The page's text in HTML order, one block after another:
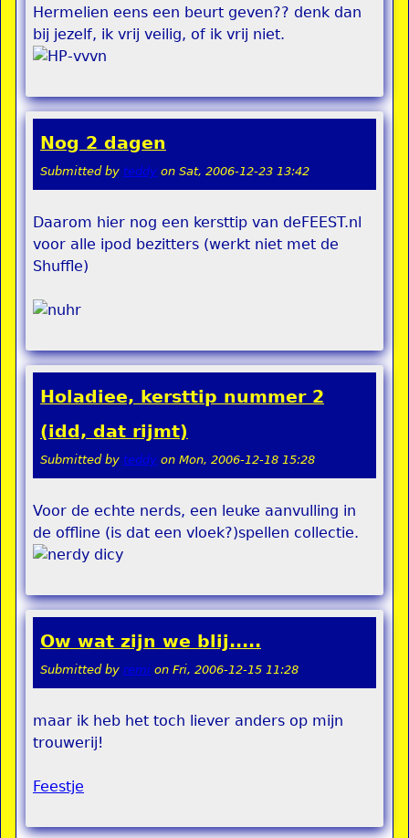
Hermelien eens een beurt geven?? denk dan
bij jezelf, ik vrij veilig, of ik vrij niet.
Nog 2 dagen
Submitted by teddy on Sat, 2006-12-23 13:42
Daarom hier nog een kersttip van deFEEST.nl
voor alle ipod bezitters (werkt niet met de
Shuffle)
Holadiee, kersttip nummer 2
(idd, dat rijmt)
Submitted by teddy on Mon, 2006-12-18 15:28
Voor de echte nerds, een leuke aanvulling in
de offline (is dat een vloek?)spellen collectie.
Ow wat zijn we blij.....
Submitted by remi on Fri, 2006-12-15 11:28
maar ik heb het toch liever anders op mijn
trouwerij!
Feestje